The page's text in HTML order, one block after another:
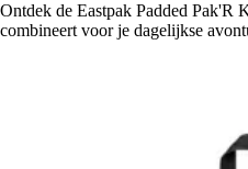
Ontdek de Eastpak Padded Pak'R
combineert voor je dagelijkse